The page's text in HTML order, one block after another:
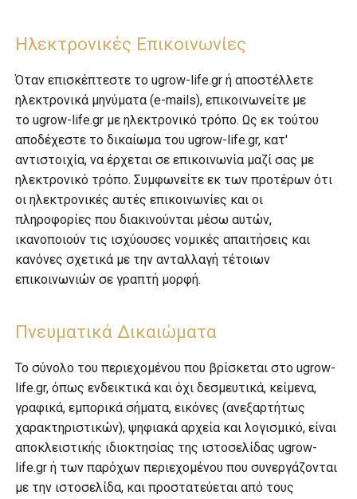
Ηλεκτρονικές Επικοινωνίες
Όταν επισκέπτεστε το ugrow-life.gr ή αποστέλλετε
ηλεκτρονικά μηνύματα (e-mails), επικοινωνείτε με
το ugrow-life.gr με ηλεκτρονικό τρόπο. Ως εκ τούτου
αποδέχεστε το δικαίωμα του ugrow-life.gr, κατ'
αντιστοιχία, να έρχεται σε επικοινωνία μαζί σας με
ηλεκτρονικό τρόπο. Συμφωνείτε εκ των προτέρων ότι
οι ηλεκτρονικές αυτές επικοινωνίες και οι
πληροφορίες που διακινούνται μέσω αυτών,
ικανοποιούν τις ισχύουσες νομικές απαιτήσεις και
κανόνες σχετικά με την ανταλλαγή τέτοιων
επικοινωνιών σε γραπτή μορφή.
Πνευματικά Δικαιώματα
Το σύνολο του περιεχομένου που βρίσκεται στο ugrow-
life.gr, όπως ενδεικτικά και όχι δεσμευτικά, κείμενα,
γραφικά, εμπορικά σήματα, εικόνες (ανεξαρτήτως
χαρακτηριστικών), ψηφιακά αρχεία και λογισμικό, είναι
αποκλειστικής ιδιοκτησίας της ιστοσελίδας ugrow-
life.gr ή των παρόχων περιεχομένου που συνεργάζονται
με την ιστοσελίδα, και προστατεύεται από τους